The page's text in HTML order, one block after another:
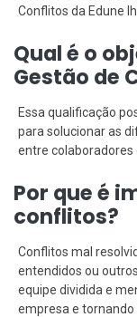
Conflitos da Edune
Qual é o
Gestão de
Essa qualificação
para solucionar as
entre colaboradores
Por que é
conflitos?
Conflitos mal
entendidos ou
equipe dividida e
empresa e tornando